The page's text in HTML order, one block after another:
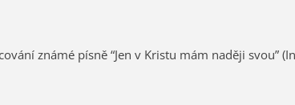
známé písně “Jen v Kristu mám naději svou”